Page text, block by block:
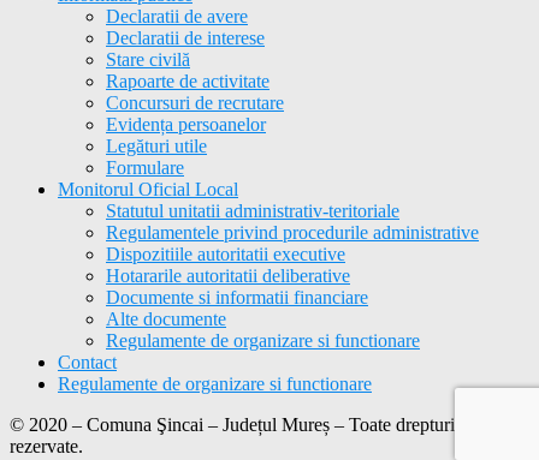
Declaratii de avere
Declaratii de interese
Stare civilă
Rapoarte de activitate
Concursuri de recrutare
Evidența persoanelor
Legături utile
Formulare
Monitorul Oficial Local
Statutul unitatii administrativ-teritoriale
Regulamentele privind procedurile administrative
Dispozitiile autoritatii executive
Hotararile autoritatii deliberative
Documente si informatii financiare
Alte documente
Regulamente de organizare si functionare
Contact
Regulamente de organizare si functionare
© 2020 – Comuna Şincai – Județul Mureș – Toate drepturile
rezervate.